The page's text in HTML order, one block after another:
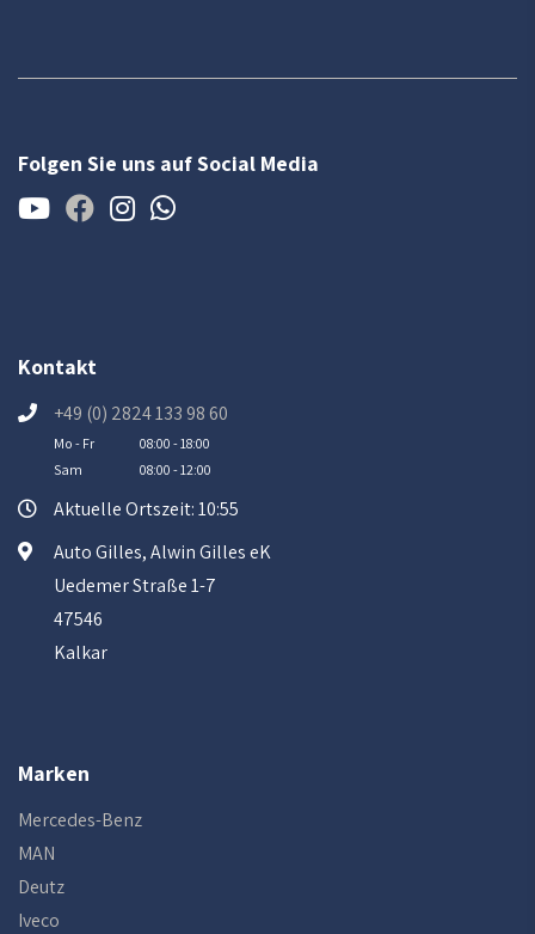
Folgen Sie uns auf Social Media
Kontakt
+49 (0) 2824 133 98 60
Mo - Fr
08:00 - 18:00
Sam
08:00 - 12:00
Aktuelle Ortszeit: 10:55
Auto Gilles, Alwin Gilles eK
Uedemer Straße 1-7
47546
Kalkar
Marken
Mercedes-Benz
MAN
Deutz
Iveco